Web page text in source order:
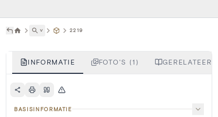
˅ 2219
INFORMATIE FOTO'S (1)
BASISINFORMATIE